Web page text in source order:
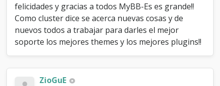
felicidades y gracias a todos MyBB-Es es grande!!
Como cluster dice se acerca nuevas cosas y de
nuevos todos a trabajar para darles el mejor
soporte los mejores themes y los mejores plugins!!
ZioGuE